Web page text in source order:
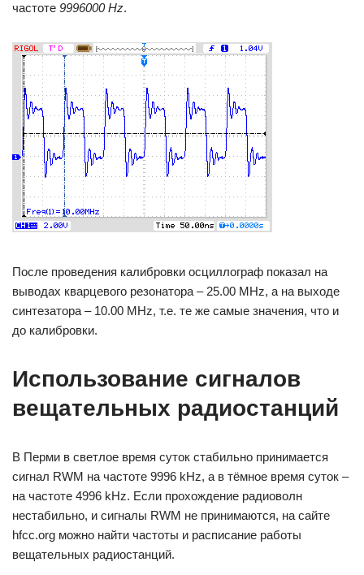
частоте 9996000 Hz.
После проведения калибровки осциллограф показал на
выводах кварцевого резонатора – 25.00 MHz, а на выходе
синтезатора – 10.00 MHz, т.е. те же самые значения, что и
до калибровки.
Использование сигналов
вещательных радиостанций
В Перми в светлое время суток стабильно принимается
сигнал RWM на частоте 9996 kHz, а в тёмное время суток –
на частоте 4996 kHz. Если прохождение радиоволн
нестабильно, и сигналы RWM не принимаются, на сайте
hfcc.org можно найти частоты и расписание работы
вещательных радиостанций.